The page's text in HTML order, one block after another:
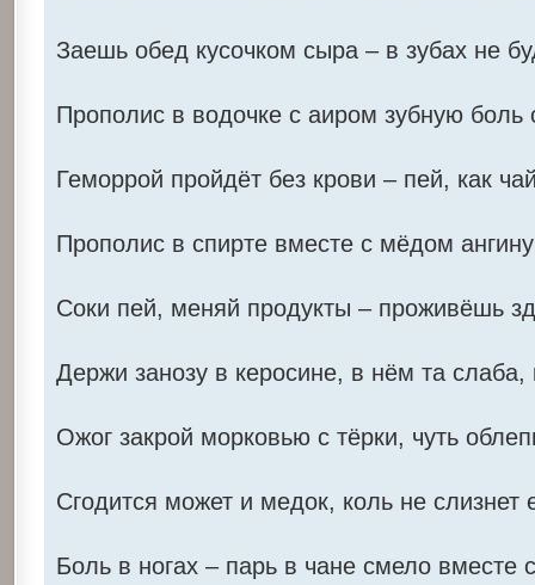
Заешь обед кусочком сыра – в зубах не
Прополис в водочке с аиром зубную боль
Геморрой пройдёт без крови – пей, как
Прополис в спирте вместе с мёдом
Соки пей, меняй продукты – проживёшь
Держи занозу в керосине, в нём та слаба,
Ожог закрой морковью с тёрки, чуть
Сгодится может и медок, коль не слизнет
Боль в ногах – парь в чане смело вместе